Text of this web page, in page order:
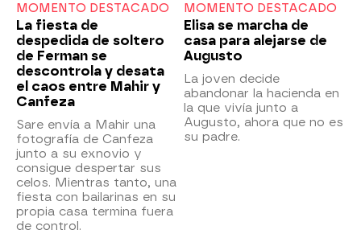
MOMENTO DESTACADO
La fiesta de
despedida de soltero
de Ferman se
descontrola y desata
el caos entre Mahir y
Canfeza
Sare envía a Mahir una
fotografía de Canfeza
junto a su exnovio y
consigue despertar sus
celos. Mientras tanto, una
fiesta con bailarinas en su
propia casa termina fuera
de control.
MOMENTO DESTACADO
Elisa se marcha de
casa para alejarse de
Augusto
La joven decide
abandonar la hacienda en
la que vivía junto a
Augusto, ahora que no es
su padre.